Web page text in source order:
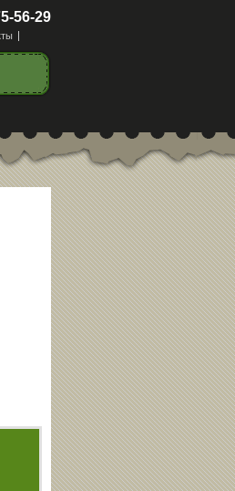
56-29